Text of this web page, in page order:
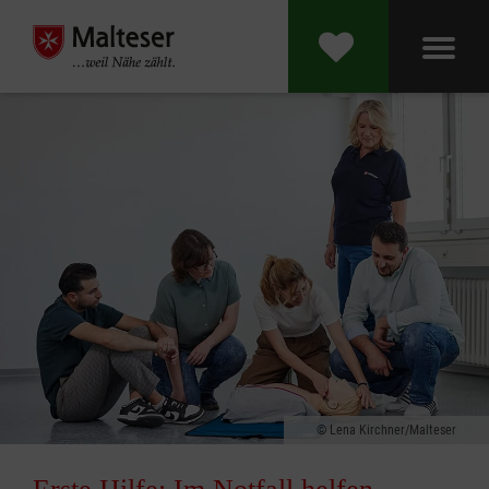
Lena Kirchner/Malteser